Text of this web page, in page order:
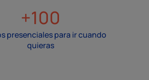
+100
presenciales para ir cuando
quieras